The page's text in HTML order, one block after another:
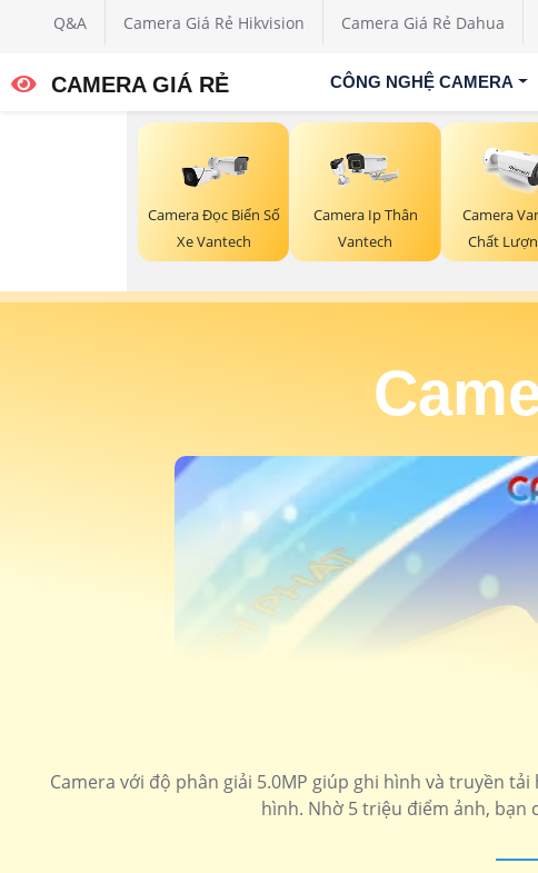
Q&A Camera Giá Rẻ Hikvision Camera Giá Rẻ Dahua
CAMERA GIÁ RẺ CÔNG NGHỆ CAMERA
Camera Đọc Biển Số
Xe Vantech
Camera Ip Thân
Vantech
Camera
Chất
Camera với độ phân giải 5.0MP giúp ghi hình và truyền
hình. Nhờ 5 triệu điểm ảnh,